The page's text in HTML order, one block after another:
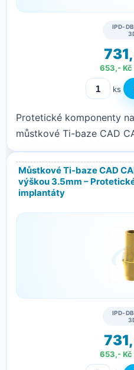
IPD-
653,- Kč
ks
Protetické komponenty
můstkové Ti-baze CAD
Můstkové Ti-baze CAD
výškou 3.5mm –
implantáty
IPD-
653,- Kč